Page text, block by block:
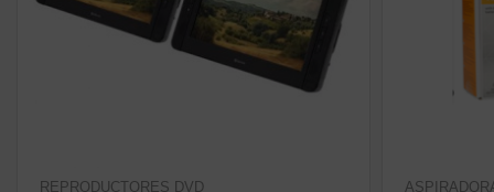
REPRODUCTORES DVD